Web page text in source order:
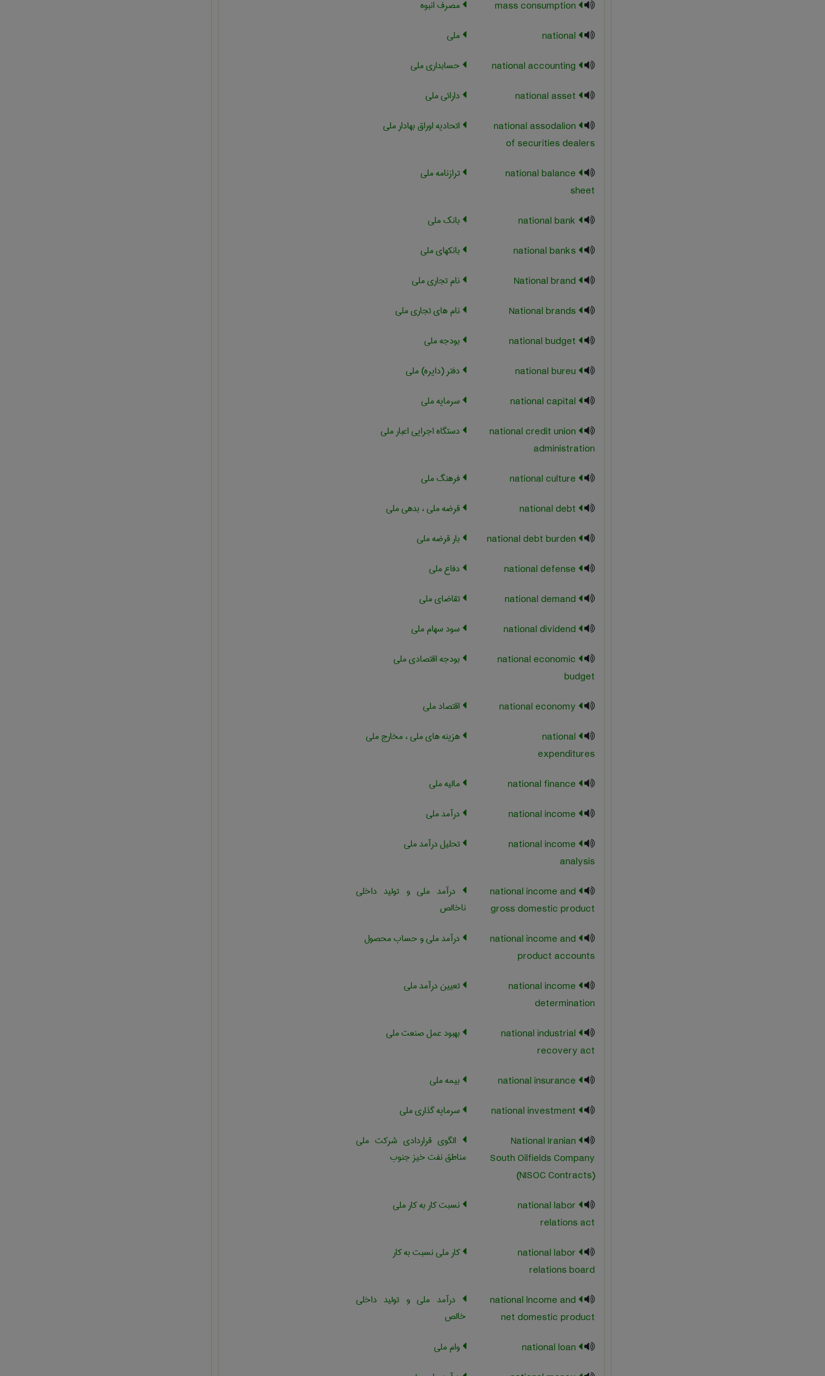
mass consumption
مصرف انبوه
ملی
حسابداری ملی
دارائی ملی
national assodalion
of securities dealers
اتحادیه اوراق بهادار ملی
national balance
sheet
ترازنامه ملی
بانک ملی
national banks
بانکهای ملی
National brand
نام تجاری ملی
National brands
نام های تجاری ملی
بودجه ملی
national bureu
دفتر (دایره) ملی
سرمایه ملی
national credit union
administration
دستگاه اجرایی اعبار ملی
فرهنگ ملی
قرضه ملی ، بدهی ملی
national debt burden
بار قرضه ملی
دفاع ملی
national demand
تقاضای ملی
national dividend
سود سهام ملی
national economic
budget
بودجه اقتصادی ملی
اقتصاد ملی
national
expenditures
هزینه های ملی ، مخارج ملی
مالیه ملی
درآمد ملی
national income
analysis
تحلیل درآمد ملی
national income and
gross domestic product
درآمد ملی و تولید داخلی
ناخالص
national income and
product accounts
درآمد ملی و حساب محصول
national income
determination
تعیین درآمد ملی
national industrial
recovery act
بهبود عمل صنعت ملی
بیمه ملی
سرمایه گذاری ملی
National Iranian
South Oilfields Company
(NISOC Contracts)
الگوی قراردادی شرکت ملی
مناطق نفت خیز جنوب
national labor
relations act
نسبت کار به کار ملی
national labor
relations board
کار ملی نسبت به کار
national lncome and
net domestic product
درآمد ملی و تولید داخلی
خالص
national loan
وام ملی